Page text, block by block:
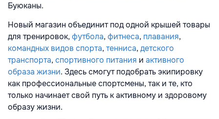
Буюканы.
Новый магазин объединит под одной крышей товары
для тренировок, футбола, фитнеса, плавания,
командных видов спорта, тенниса, детского
транспорта, спортивного питания и активного
образа жизни. Здесь смогут подобрать экипировку
как профессиональные спортсмены, так и те, кто
только начинает свой путь к активному и здоровому
образу жизни.